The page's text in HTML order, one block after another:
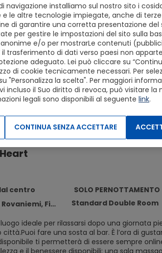
centro
SOLO PERNOTTAMENTO
Rovaniemi 96100
Standard Double Room
ideale per rilassarsi dopo una giornata
fare una sosta al bar. È l’ora di
ti permetterà di essere sempre
e il benessere disponibili: una sala
navigazione installiamo sul nostro sito i
le altre tecnologie impiegate, anche di
di garantire una corretta presentazione del
per gestire le impostazioni del sito sulla
e/o per mostrarLe contenuti
trasferimento di dati verso paesi non
adeguato. Lei può cliccare su
di cookie tecnicamente necessari. Per
"Personalizza la scelta". Per maggiori
incluso il Suo diritto di revoca, può visitare la
legali sono disponibili al seguente link.
CONTINUA SENZA ACCETTARE